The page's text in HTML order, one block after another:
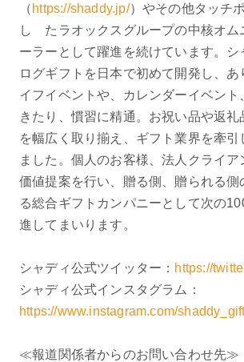
（ https://shaddy.jp/）やその他タッチ
し たラオックスグループの中核オム
ーラーとして躍進を続けています。シ
ログギフトを日本で初めて開発し、あ
イフイベントや、カレンダーイベント
きたり、慣習に精通。お祝い品や返礼
を幅広く取り揃え、ギフト業界を牽引
ました。個人のお客様、法人クライア
価値提案を行い、贈る側、贈られる側
る総合ギフトカンパニーとして次の
進してまいります。
シャディ公式ツイッター： https://
シャディ公式インスタグラム：
https://www.instagram.com/
≪報道関係者からのお問い合わせ先≫